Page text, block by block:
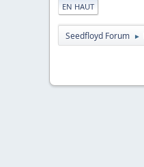
EN HAUT
Seedfloyd Forum ►